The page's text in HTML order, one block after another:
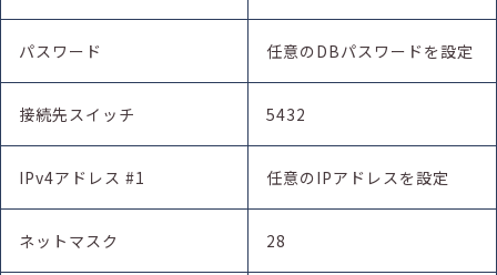
パスワード 任意のDBパスワードを設定
接続先スイッチ 5432
IPv4アドレス #1 任意のIPアドレスを設定
ネットマスク 28